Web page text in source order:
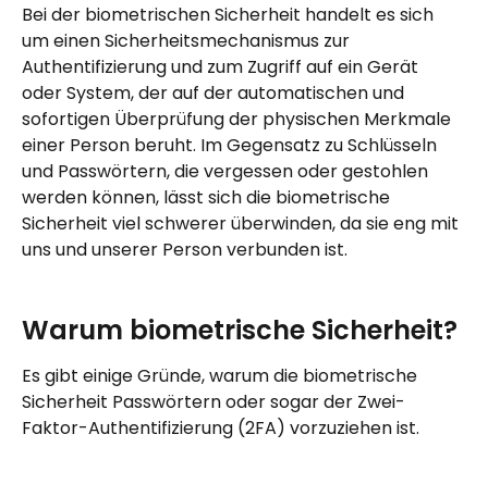
Bei der biometrischen Sicherheit handelt es sich
um einen Sicherheitsmechanismus zur
Authentifizierung und zum Zugriff auf ein Gerät
oder System, der auf der automatischen und
sofortigen Überprüfung der physischen Merkmale
einer Person beruht. Im Gegensatz zu Schlüsseln
und Passwörtern, die vergessen oder gestohlen
werden können, lässt sich die biometrische
Sicherheit viel schwerer überwinden, da sie eng mit
uns und unserer Person verbunden ist.
Warum biometrische Sicherheit?
Es gibt einige Gründe, warum die biometrische
Sicherheit Passwörtern oder sogar der Zwei-
Faktor-Authentifizierung (2FA) vorzuziehen ist.